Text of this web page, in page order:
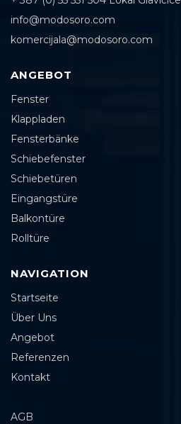
info@modosoro.com
komercijala@modosoro.com
ANGEBOT
Fenster
Klappladen
Fensterbänke
Schiebefenster
Schiebetüren
Eingangstüre
Balkontüre
Rolltüre
NAVIGATION
Startseite
Über Uns
Angebot
Referenzen
Kontakt
AGB